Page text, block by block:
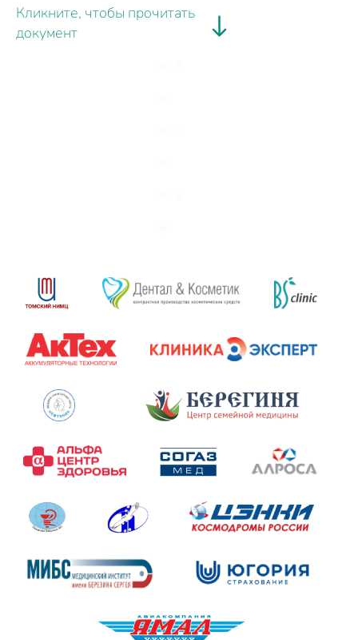
Кликните, чтобы прочитать
документ